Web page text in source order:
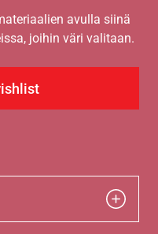
avulla siinä
joihin väri valitaan.